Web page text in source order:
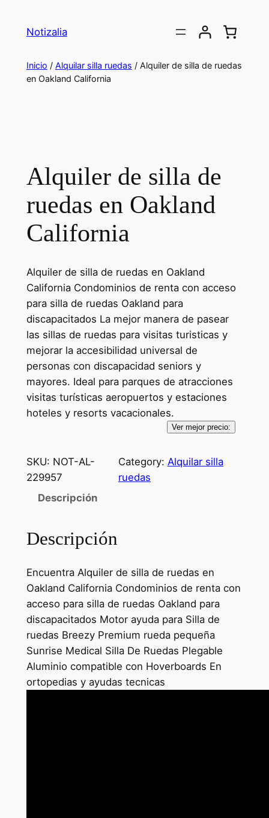
Notizalia
Inicio / Alquilar silla ruedas / Alquiler de silla de ruedas
en Oakland California
Alquiler de silla de
ruedas en Oakland
California
Alquiler de silla de ruedas en Oakland
California Condominios de renta con acceso
para silla de ruedas Oakland para
discapacitados La mejor manera de pasear
las sillas de ruedas para visitas turisticas y
mejorar la accesibilidad universal de
personas con discapacidad seniors y
mayores. Ideal para parques de atracciones
visitas turísticas aeropuertos y estaciones
hoteles y resorts vacacionales.
Ver mejor precio:
SKU: NOT-AL-
229957
Category: Alquilar silla
ruedas
Descripción
Descripción
Encuentra Alquiler de silla de ruedas en
Oakland California Condominios de renta con
acceso para silla de ruedas Oakland para
discapacitados Motor ayuda para Silla de
ruedas Breezy Premium rueda pequeña
Sunrise Medical Silla De Ruedas Plegable
Aluminio compatible con Hoverboards En
ortopedias y ayudas tecnicas